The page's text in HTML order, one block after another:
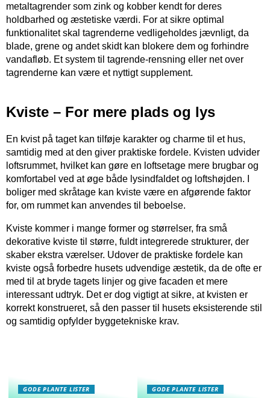
metaltagrender som zink og kobber kendt for deres
holdbarhed og æstetiske værdi. For at sikre optimal
funktionalitet skal tagrenderne vedligeholdes jævnligt, da
blade, grene og andet skidt kan blokere dem og forhindre
vandafløb. Et system til tagrende-rensning eller net over
tagrenderne kan være et nyttigt supplement.
Kviste – For mere plads og lys
En kvist på taget kan tilføje karakter og charme til et hus,
samtidig med at den giver praktiske fordele. Kvisten udvider
loftsrummet, hvilket kan gøre en loftsetage mere brugbar og
komfortabel ved at øge både lysindfaldet og loftshøjden. I
boliger med skråtage kan kviste være en afgørende faktor
for, om rummet kan anvendes til beboelse.
Kviste kommer i mange former og størrelser, fra små
dekorative kviste til større, fuldt integrerede strukturer, der
skaber ekstra værelser. Udover de praktiske fordele kan
kviste også forbedre husets udvendige æstetik, da de ofte er
med til at bryde tagets linjer og give facaden et mere
interessant udtryk. Det er dog vigtigt at sikre, at kvisten er
korrekt konstrueret, så den passer til husets eksisterende stil
og samtidig opfylder byggetekniske krav.
GODE PLANTE LISTER GODE PLANTE LISTER